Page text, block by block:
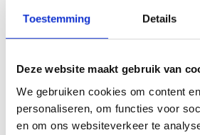
Toestemming Details
Deze website maakt gebruik van
We gebruiken cookies om content
personaliseren, om functies voor
en om ons websiteverkeer te
Autisme en (moeilijk)
Liga Autisme Vlaanderen)
Een autismevriendelijke
voorbereiden en begeleiden
Autisme Vlaanderen)
Rolstoelvriendelijk wandelen